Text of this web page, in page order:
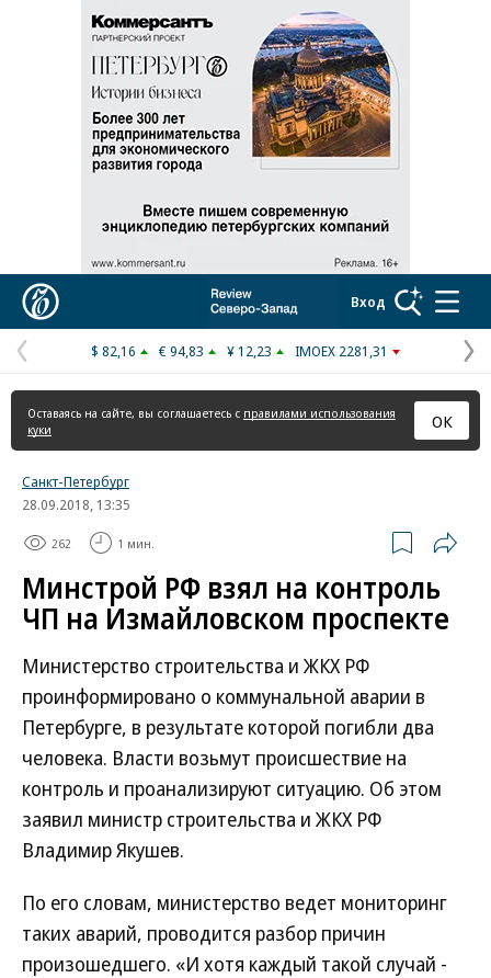
Реклама в «Ъ» www.kommersant.ru/ad
Вход
Предыдущая
страница
$ 82,16 € 94,83 ¥ 12,23 IMOEX 2281,31
Оставаясь на сайте, вы соглашаетесь с правилами использования
куки
ОК
Санкт-Петербург
28.09.2018, 13:35
262 1 мин.
Минстрой РФ взял на контроль
ЧП на Измайловском проспекте
Министерство строительства и ЖКХ РФ
проинформировано о коммунальной аварии в
Петербурге, в результате которой погибли два
человека. Власти возьмут происшествие на
контроль и проанализируют ситуацию. Об этом
заявил министр строительства и ЖКХ РФ
Владимир Якушев.
По его словам, министерство ведет мониторинг
таких аварий, проводится разбор причин
произошедшего. «И хотя каждый такой случай -